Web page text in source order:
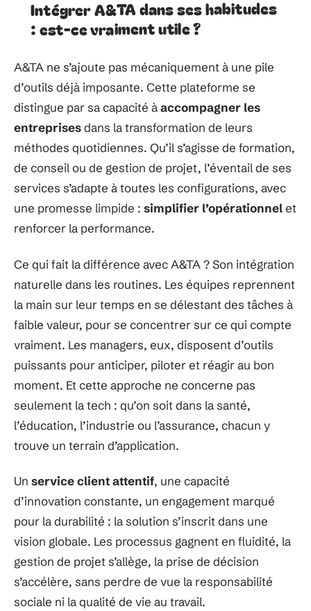
Intégrer A&TA dans ses habitudes
: est-ce vraiment utile ?
A&TA ne s’ajoute pas mécaniquement à une pile
d’outils déjà imposante. Cette plateforme se
distingue par sa capacité àaccompagner les
entreprisesdans la transformation de leurs
méthodes quotidiennes. Qu’il s’agisse de formation,
de conseil ou de gestion de projet, l’éventail de ses
services s’adapte à toutes les configurations, avec
une promesse limpide : simplifier l’opérationnelet
renforcer la performance.
Ce qui fait la différence avec A&TA ? Son intégration
naturelle dans les routines. Les équipes reprennent
la main sur leur temps en se délestant des tâches à
faible valeur, pour se concentrer sur ce qui compte
vraiment. Les managers, eux, disposent d’outils
puissants pour anticiper, piloter et réagir au bon
moment. Et cette approche ne concerne pas
seulement la tech : qu’on soit dans la santé,
l’éducation, l’industrie ou l’assurance, chacun y
trouve un terrain d’application.
Un service client attentif, une capacité
d’innovation constante, un engagement marqué
pour la durabilité : la solution s’inscrit dans une
vision globale. Les processus gagnent en fluidité, la
gestion de projet s’allège, la prise de décision
s’accélère, sans perdre de vue la responsabilité
sociale ni la qualité de vie au travail.